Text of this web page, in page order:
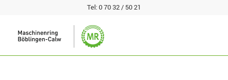
Tel:0 70 32 / 50 21